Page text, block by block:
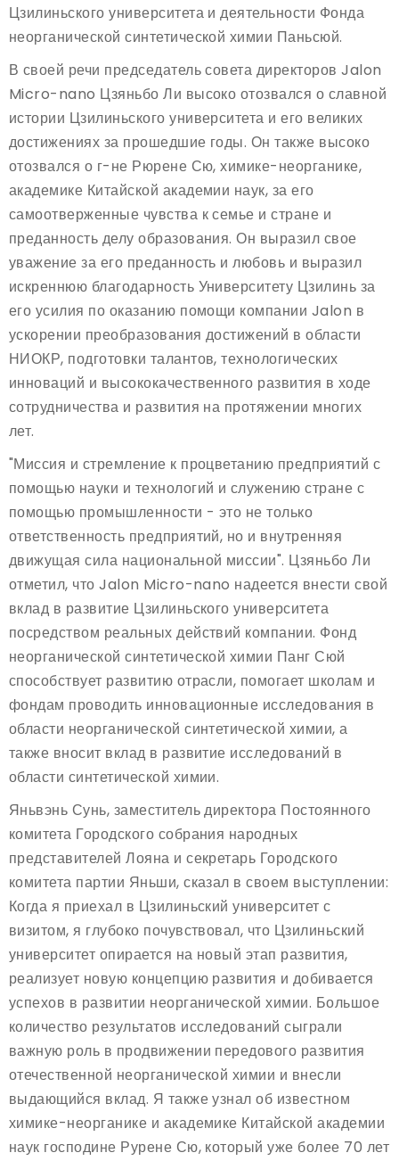
Цзилиньского университета и деятельности Фонда
неорганической синтетической химии Паньсюй.
В своей речи председатель совета директоров Jalon
Micro-nano Цзяньбо Ли высоко отозвался о славной
истории Цзилиньского университета и его великих
достижениях за прошедшие годы. Он также высоко
отозвался о г-не Рюрене Сю, химике-неорганике,
академике Китайской академии наук, за его
самоотверженные чувства к семье и стране и
преданность делу образования. Он выразил свое
уважение за его преданность и любовь и выразил
искреннюю благодарность Университету Цзилинь за
его усилия по оказанию помощи компании Jalon в
ускорении преобразования достижений в области
НИОКР, подготовки талантов, технологических
инноваций и высококачественного развития в ходе
сотрудничества и развития на протяжении многих
лет.
"Миссия и стремление к процветанию предприятий с
помощью науки и технологий и служению стране с
помощью промышленности - это не только
ответственность предприятий, но и внутренняя
движущая сила национальной миссии". Цзяньбо Ли
отметил, что Jalon Micro-nano надеется внести свой
вклад в развитие Цзилиньского университета
посредством реальных действий компании. Фонд
неорганической синтетической химии Панг Сюй
способствует развитию отрасли, помогает школам и
фондам проводить инновационные исследования в
области неорганической синтетической химии, а
также вносит вклад в развитие исследований в
области синтетической химии.
Яньвэнь Сунь, заместитель директора Постоянного
комитета Городского собрания народных
представителей Лояна и секретарь Городского
комитета партии Яньши, сказал в своем выступлении:
Когда я приехал в Цзилиньский университет с
визитом, я глубоко почувствовал, что Цзилиньский
университет опирается на новый этап развития,
реализует новую концепцию развития и добивается
успехов в развитии неорганической химии. Большое
количество результатов исследований сыграли
важную роль в продвижении передового развития
отечественной неорганической химии и внесли
выдающийся вклад. Я также узнал об известном
химике-неорганике и академике Китайской академии
наук господине Рурене Сю, который уже более 70 лет